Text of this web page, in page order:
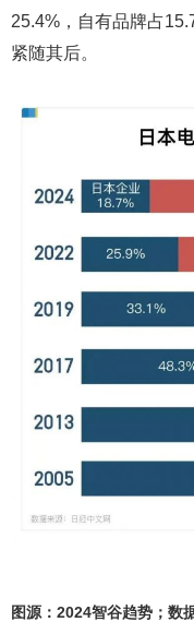
25.4%，自有品牌占
紧随其后。
图源：2024智谷趋势；数